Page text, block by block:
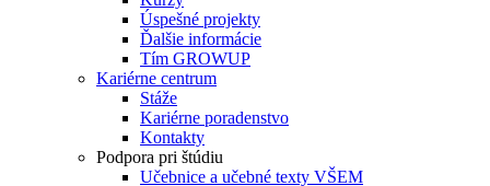
Úspešné projekty
Ďalšie informácie
Tím GROWUP
Kariérne centrum
Stáže
Kariérne poradenstvo
Kontakty
Podpora pri štúdiu
Učebnice a učebné texty VŠEM